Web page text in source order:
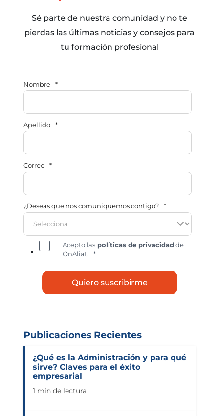
Sé parte de nuestra comunidad y no te
pierdas las últimas noticias y consejos para
tu formación profesional
Nombre *
Apellido *
Correo *
¿Deseas que nos comuniquemos contigo? *
Acepto las políticas de privacidad de
OnAliat.
*
Publicaciones Recientes
¿Qué es la Administración y para qué
sirve? Claves para el éxito
empresarial
1 min de lectura